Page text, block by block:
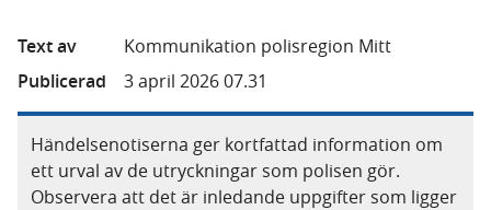
Text av
Kommunikation polisregion Mitt
Publicerad
3 april 2026 07.31
Händelsenotiserna ger kortfattad information om
ett urval av de utryckningar som polisen gör.
Observera att det är inledande uppgifter som ligger